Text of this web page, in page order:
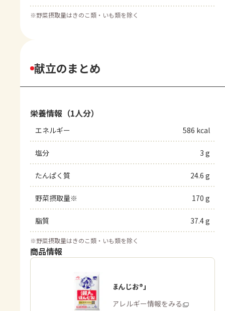
※野菜摂取量はきのこ類・いも類を除く
献立のまとめ
栄養情報（1人分）
エネルギー 586 kcal
塩分 3 g
たんぱく質 24.6 g
野菜摂取量※ 170 g
脂質 37.4 g
※野菜摂取量はきのこ類・いも類を除く
商品情報
「瀬戸のほんじお®」
商品・アレルギー情報をみる